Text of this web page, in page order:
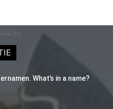
(11)
What’s in a name?